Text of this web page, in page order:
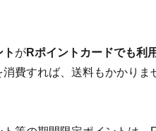
がRポイントカードでも利
費すれば、送料もかかりま